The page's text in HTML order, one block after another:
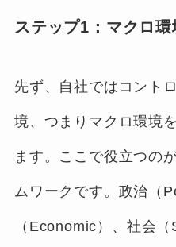
ステップ1：マクロ環
先ず、自社ではコント
境、つまりマクロ環境
ます。ここで役立つの
ムワークです。政治（
（Economic）、社会